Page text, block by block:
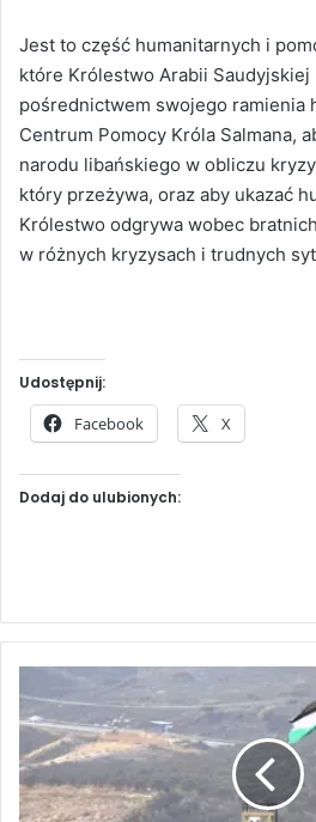
Jest to część humanitarnych i
które Królestwo Arabii Saudyjskiej
pośrednictwem swojego ramienia
Centrum Pomocy Króla Salmana,
narodu libańskiego w obliczu
który przeżywa, oraz aby ukazać
Królestwo odgrywa wobec
w różnych kryzysach i trudnych
Udostępnij:
Facebook X
Dodaj do ulubionych:
r
m
i
a
i